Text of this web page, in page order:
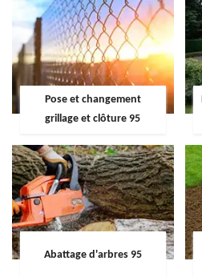
Pose et changement
grillage et clôture 95
Abattage d'arbres 95